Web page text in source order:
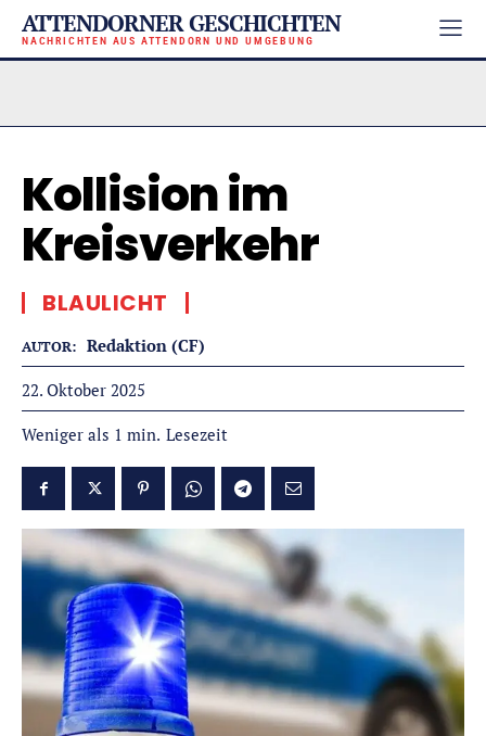
ATTENDORNER GESCHICHTEN
NACHRICHTEN AUS ATTENDORN UND UMGEBUNG
Kollision im
Kreisverkehr
BLAULICHT
AUTOR: Redaktion (CF)
22. Oktober 2025
Weniger als 1 min. Lesezeit